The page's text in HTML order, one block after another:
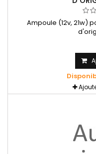
Ampoule (12v, 21w)